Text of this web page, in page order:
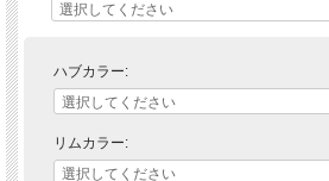
高品質の鋼片アルミニウム（６０８２）を鋳造し、
す。 ホイールの詳細について:
- 弊社の使用しているハブは、6082アルミニウムに
密な製造が可能。
しております。 ハブはオーバーサイズのAクオリテ
す。これらのベアリングはほとんどのベアリングブ
ハブカラー:
リムカラー: